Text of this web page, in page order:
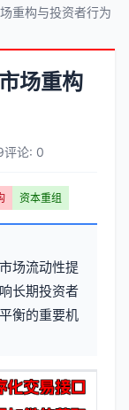
重构与投资者行为
场重构
评论: 0
资本重组
场流动性提
长期投资者
衡的重要机